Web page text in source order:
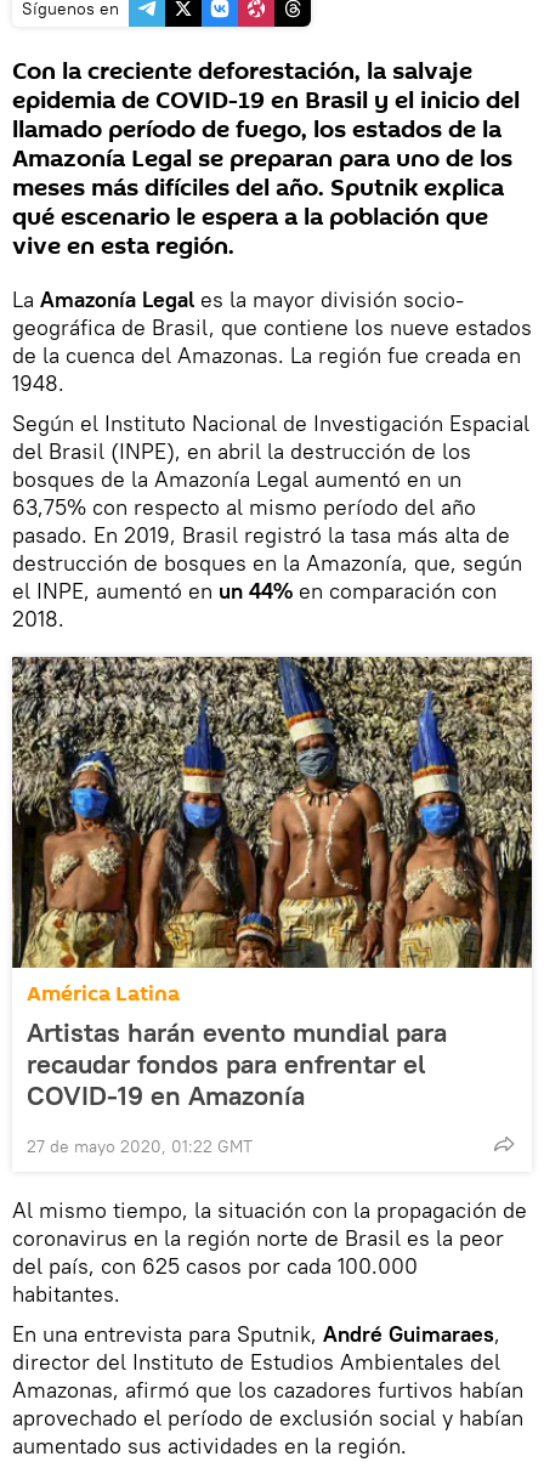
Síguenos en
Con la creciente deforestación, la salvaje
epidemia de COVID-19 en Brasil y el inicio del
llamado período de fuego, los estados de la
Amazonía Legal se preparan para uno de los
meses más difíciles del año. Sputnik explica
qué escenario le espera a la población que
vive en esta región.
La Amazonía Legal es la mayor división socio-
geográfica de Brasil, que contiene los nueve estados
de la cuenca del Amazonas. La región fue creada en
1948.
Según el Instituto Nacional de Investigación Espacial
del Brasil (INPE), en abril la destrucción de los
bosques de la Amazonía Legal aumentó en un
63,75% con respecto al mismo período del año
pasado. En 2019, Brasil registró la tasa más alta de
destrucción de bosques en la Amazonía, que, según
el INPE, aumentó en un 44% en comparación con
2018.
América Latina
Artistas harán evento mundial para
recaudar fondos para enfrentar el
COVID-19 en Amazonía
27 de mayo 2020, 01:22 GMT
Al mismo tiempo, la situación con la propagación de
coronavirus en la región norte de Brasil es la peor
del país, con 625 casos por cada 100.000
habitantes.
En una entrevista para Sputnik, André Guimaraes,
director del Instituto de Estudios Ambientales del
Amazonas, afirmó que los cazadores furtivos habían
aprovechado el período de exclusión social y habían
aumentado sus actividades en la región.